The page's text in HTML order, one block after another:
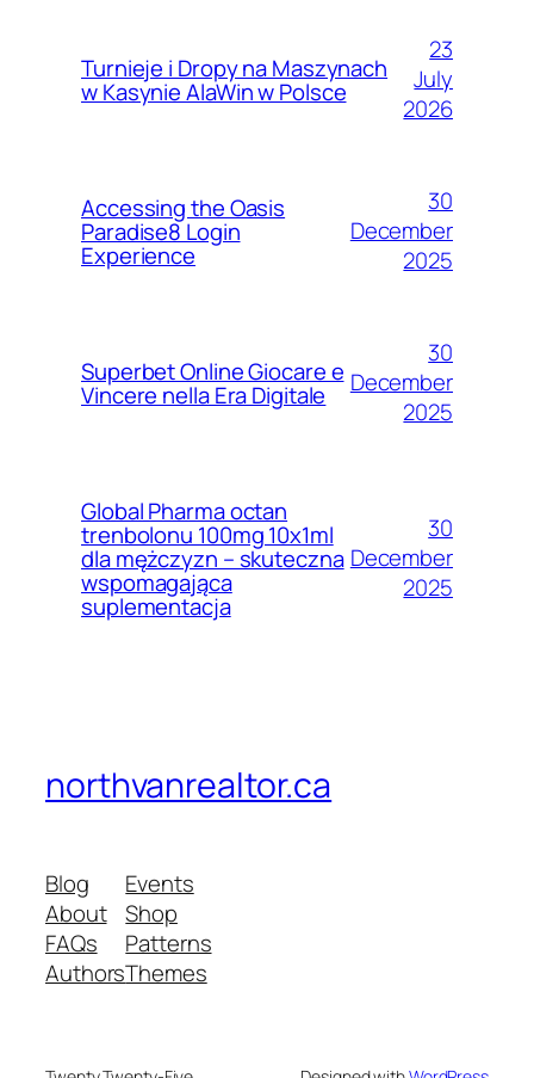
Turnieje i Dropy na Maszynach
w Kasynie AlaWin w Polsce
23
July
2026
Accessing the Oasis
Paradise8 Login
Experience
30
December
2025
Superbet Online Giocare e
Vincere nella Era Digitale
30
December
2025
Global Pharma octan
trenbolonu 100mg 10x1ml
dla mężczyzn – skuteczna
wspomagająca
suplementacja
30
December
2025
northvanrealtor.ca
Blog
About
FAQs
Authors
Events
Shop
Patterns
Themes